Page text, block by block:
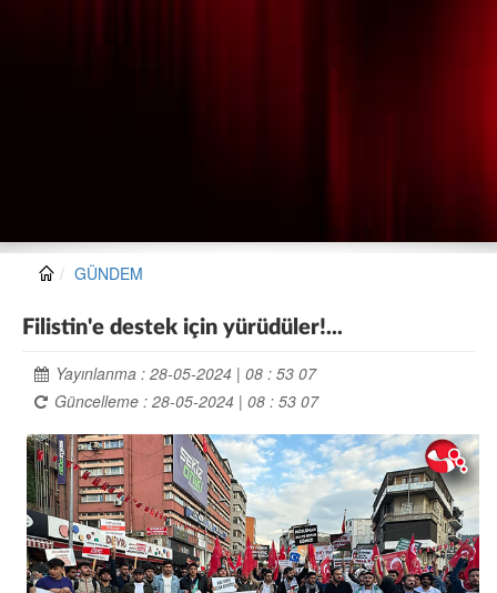
GÜNDEM
Filistin'e destek için yürüdüler!...
Yayınlanma : 28-05-2024 | 08 : 53 07
Güncelleme : 28-05-2024 | 08 : 53 07